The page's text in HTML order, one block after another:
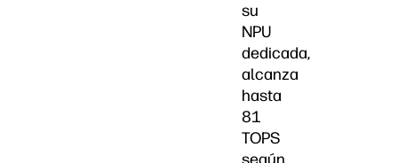
su
NPU
dedicada,
alcanza
hasta
81
TOPS